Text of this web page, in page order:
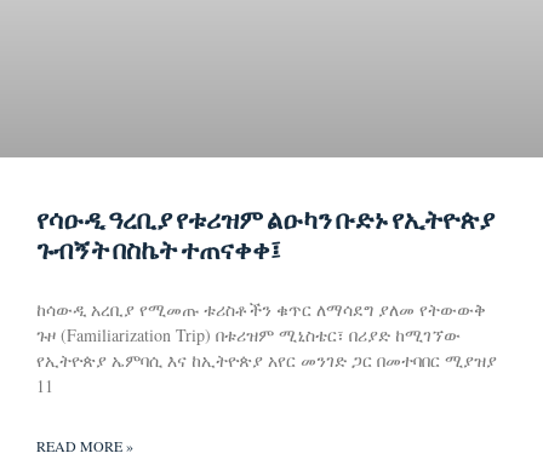
የሳዑዲ ዓረቢያ የቱሪዝም ልዑካን ቡድኑ የኢትዮጵያ
ጉብኝት በስኬት ተጠናቀቀ፤
ከሳውዲ አረቢያ የሚመጡ ቱሪስቶችን ቁጥር ለማሳደግ ያለመ የትውውቅ
ጉዞ (Familiarization Trip) በቱሪዝም ሚኒስቴር፣ በሪያድ ከሚገኘው
የኢትዮጵያ ኤምባሲ እና ከኢትዮጵያ አየር መንገድ ጋር በመተባበር ሚያዝያ
11
READ MORE »